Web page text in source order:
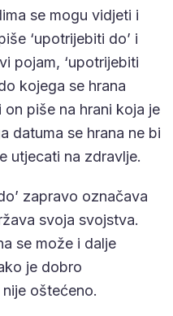
se mogu vidjeti i
‘upotrijebiti do’ i
pojam, ‘upotrijebiti
kojega se hrana
piše na hrani koja je
datuma se hrana ne bi
utjecati na zdravlje.
zapravo označava
svoja svojstva.
se može i dalje
je dobro
oštećeno.